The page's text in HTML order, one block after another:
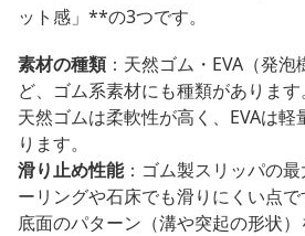
ット感」**の3つです。
素材の種類：天然ゴム・EVA（発
ど、ゴム系素材にも種類があります。
天然ゴムは柔軟性が高く、EVAは
ります。
滑り止め性能：ゴム製スリッパの
ーリングや石床でも滑りにくい点で
底面のパターン（溝や突起の形状